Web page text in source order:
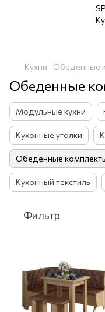
Кухни Обеденные
Обеденные
Модульные кухни
Кухонные уголки
Обеденные
Кухонный текстиль
Фильтр